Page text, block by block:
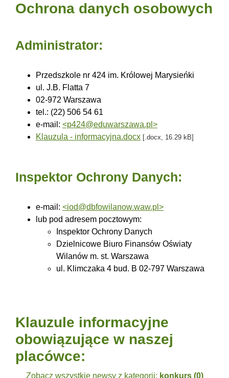
Ochrona danych osobowych
Administrator:
Przedszkole nr 424 im. Królowej Marysieńki
ul. J.B. Flatta 7
02-972 Warszawa
tel.: (22) 506 54 61
e-mail: <p424@eduwarszawa.pl>
Klauzula - informacyjna.docx [.docx, 16.29 kB]
Inspektor Ochrony Danych:
e-mail: <iod@dbfowilanow.waw.pl>
lub pod adresem pocztowym:
Inspektor Ochrony Danych
Dzielnicowe Biuro Finansów Oświaty
Wilanów m. st. Warszawa
ul. Klimczaka 4 bud. B 02-797 Warszawa
Klauzule informacyjne
obowiązujące w naszej
placówce:
Zobacz wszystkie newsy z kategorii: konkurs (0)